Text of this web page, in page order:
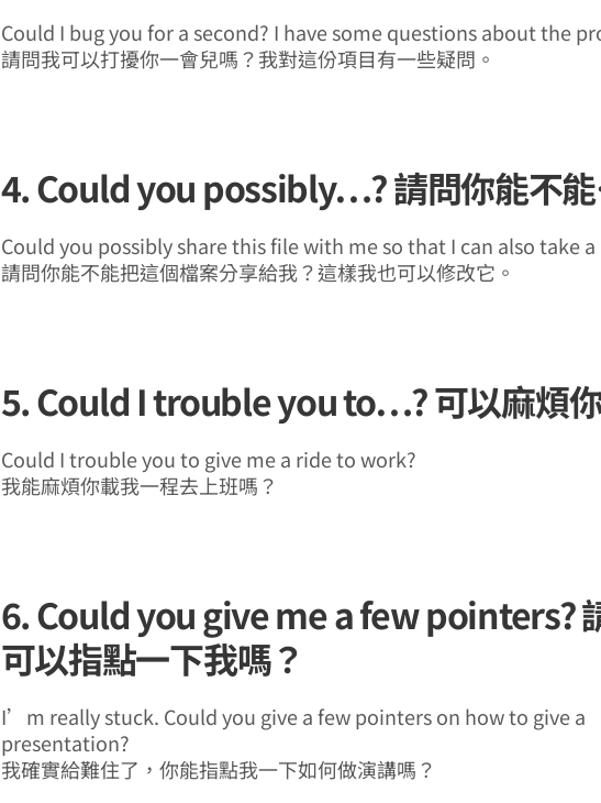
Could I bug you for a second? I have some questions about the
請問我可以打擾你一會兒嗎？我對這份項目有一些疑問。
4. Could you possibly…? 請問你能不
Could you possibly share this file with me so that I can also take
請問你能不能把這個檔案分享給我？這樣我也可以修改它。
5. Could I trouble you to…? 可以麻煩
Could I trouble you to give me a ride to work?
我能麻煩你載我一程去上班嗎？
6. Could you give me a few pointers?
可以指點一下我嗎？
I’m really stuck. Could you give a few pointers on how to give a
presentation?
我確實給難住了，你能指點我一下如何做演講嗎？